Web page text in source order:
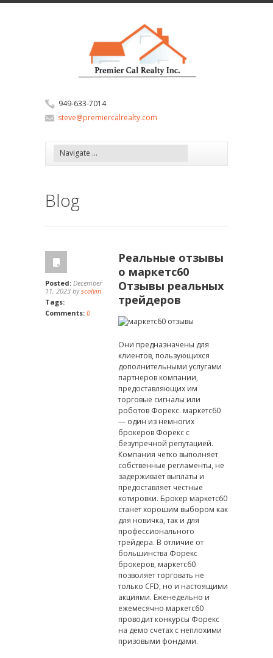
949-633-7014
steve@premiercalrealty.com
Blog
Posted: December
11, 2023 byscolvin
Tags:
Comments: 0
Реальные отзывы
о маркетс60
Отзывы реальных
трейдеров
Они предназначены для
клиентов, пользующихся
дополнительными услугами
партнеров компании,
предоставляющих им
торговые сигналы или
роботов Форекс. маркетс60
— один из немногих
брокеров Форекс с
безупречной репутацией.
Компания четко выполняет
собственные регламенты, не
задерживает выплаты и
предоставляет честные
котировки. Брокер маркетс60
станет хорошим выбором как
для новичка, так и для
профессионального
трейдера. В отличие от
большинства Форекс
брокеров, маркетс60
позволяет торговать не
только CFD, но и настоящими
акциями. Еженедельно и
ежемесячно маркетс60
проводит конкурсы Форекс
на демо счетах с неплохими
призовыми фондами.